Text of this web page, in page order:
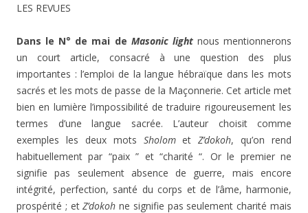
LES REVUES
Dans le N° de mai de Masonic lightnous mentionnerons
un court article, consacré à une question des plus
importantes : l’emploi de la langue hébraïque dans les mots
sacrés et les mots de passe de la Maçonnerie. Cet article met
bien en lumière l’impossibilité de traduire rigoureusement les
termes d’une langue sacrée. L’auteur choisit comme
exemples les deux mots SholometZ’dokoh, qu’on rend
habituellement par “paix ” et “charité “. Or le premier ne
signifie pas seulement absence de guerre, mais encore
intégrité, perfection, santé du corps et de l’âme, harmonie,
prospérité ; etZ’dokohne signifie pas seulement charité mais